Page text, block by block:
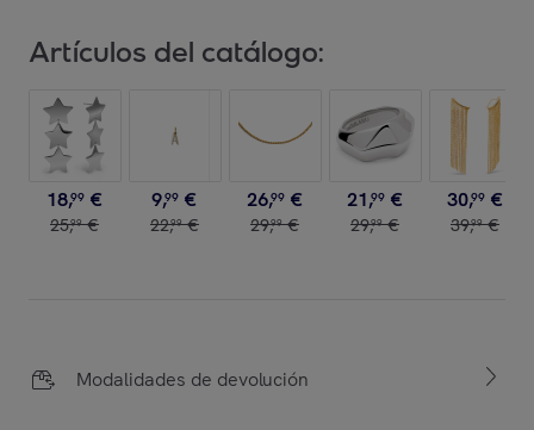
Artículos del catálogo:
18,99 €
25,99 €
9,99 €
22,99 €
26,99 €
29,99 €
21,99 €
29,99 €
30,99 €
39,99 €
Modalidades de devolución